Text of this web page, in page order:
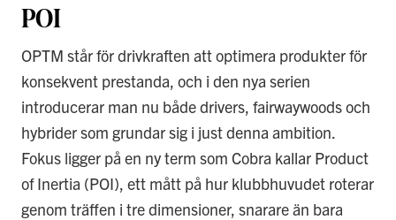
POI
OPTM står för drivkraften att optimera produkter för
konsekvent prestanda, och i den nya serien
introducerar man nu både drivers, fairwaywoods och
hybrider som grundar sig i just denna ambition.
Fokus ligger på en ny term som Cobra kallar Product
of Inertia (POI), ett mått på hur klubbhuvudet roterar
genom träffen i tre dimensioner, snarare än bara